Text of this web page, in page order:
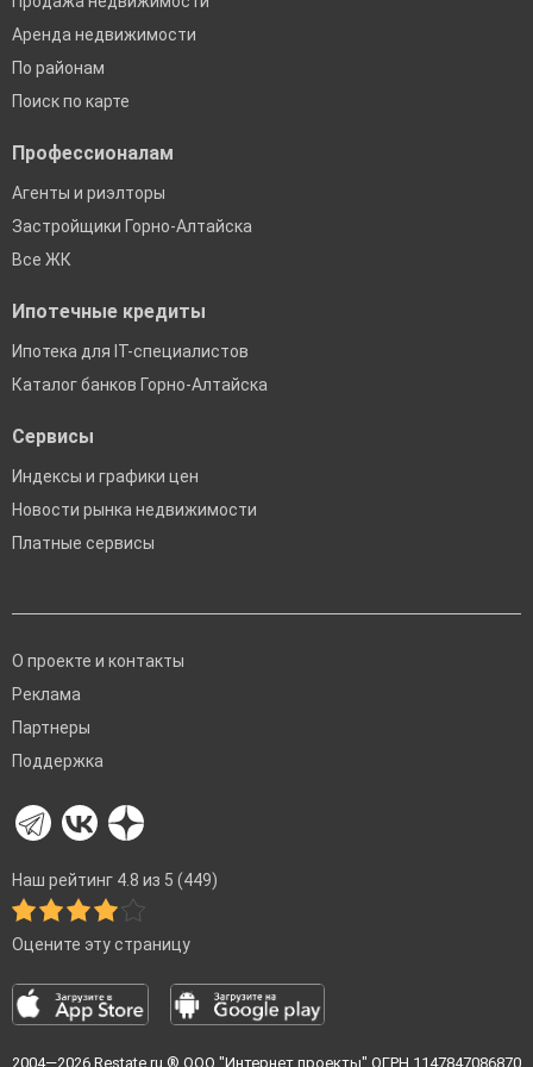
Аренда недвижимости
По районам
Поиск по карте
Профессионалам
Агенты и риэлторы
Застройщики Горно-Алтайска
Все ЖК
Ипотечные кредиты
Ипотека для IT-специалистов
Каталог банков Горно-Алтайска
Сервисы
Индексы и графики цен
Новости рынка недвижимости
Платные сервисы
О проекте и контакты
Реклама
Партнеры
Поддержка
Наш рейтинг 4.8 из 5 (449)
Оцените эту страницу
2004—2026 Restate.ru ® ООО "Интернет проекты" ОГРН 1147847086870